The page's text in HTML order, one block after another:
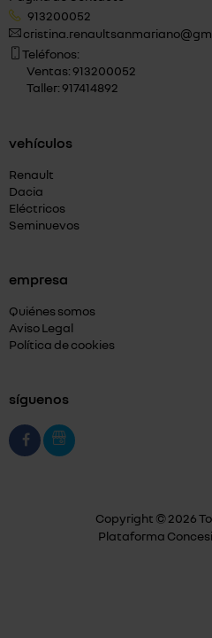
913200052
Teléfonos:
Ventas: 913200052
Taller: 917414892
vehículos
Renault
Dacia
Eléctricos
Seminuevos
empresa
Quiénes somos
Aviso Legal
Política de cookies
síguenos
Copyright © 2026
Plataforma